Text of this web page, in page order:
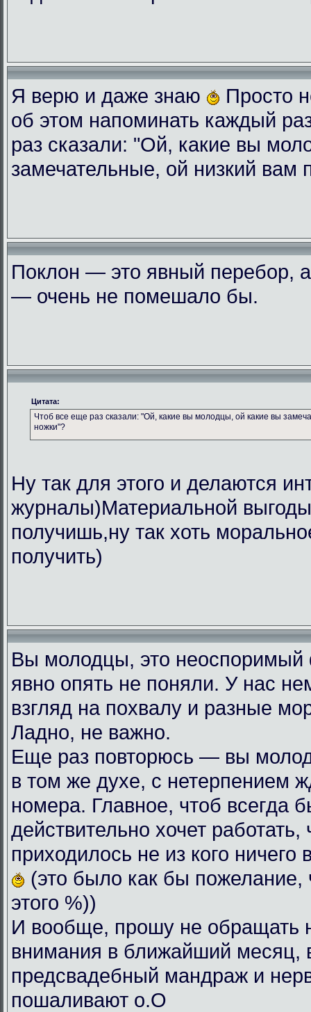
Я верю и даже знаю
Просто
об этом напоминать каждый
раз сказали: "Ой, какие вы
замечательные, ой низкий вам
Поклон — это явный перебор,
— очень не помешало бы.
Цитата:
Чтоб все еще раз сказали: "Ой, какие вы молодцы, ой какие вы
ножки"?
Ну так для этого и делаются
журналы)Материальной
получишь,ну так хоть
получить)
Вы молодцы, это
явно опять не поняли. У нас
взгляд на похвалу и разные
Ладно, не важно.
Еще раз повторюсь — вы
в том же духе, с нетерпением
номера. Главное, чтоб всегда
действительно хочет работать,
приходилось не из кого ничего
(это было как бы пожелание,
этого %))
И вообще, прошу не обращать
внимания в ближайший месяц,
предсвадебный мандраж и
пошаливают о.О